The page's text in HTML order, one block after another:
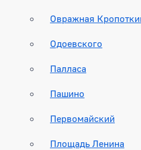
Овражная
Одоевского
Палласа
Пашино
Первомайский
Площадь Ленина